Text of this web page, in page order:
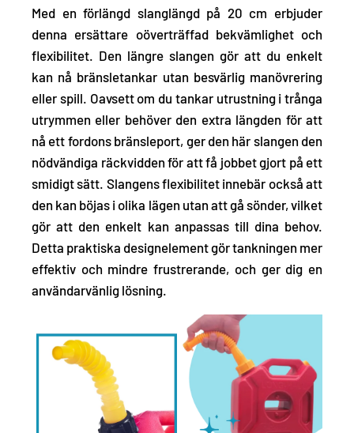
Med enförlängd slanglängd på 20 cm erbjuder
denna ersättare oöverträffad bekvämlighet och
flexibilitet. Den längre slangen gör att du enkelt
kan nå bränsletankar utan besvärlig manövrering
eller spill. Oavsett om du tankar utrustning i trånga
utrymmen eller behöver den extra längden för att
nå ett fordons bränsleport, ger den här slangen den
nödvändiga räckvidden för att få jobbet gjort på ett
smidigt sätt. Slangens flexibilitet innebär också att
den kan böjas i olika lägen utan att gå sönder, vilket
gör att den enkelt kan anpassas till dina behov.
Detta praktiska designelement gör tankningen mer
effektiv och mindre frustrerande, och ger dig en
användarvänlig lösning.